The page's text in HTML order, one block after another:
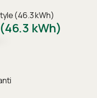
(46.3 kWh)
kWh)